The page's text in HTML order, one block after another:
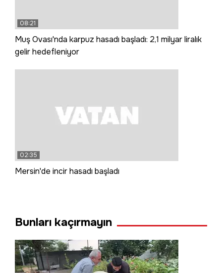
08:21
Muş Ovası'nda karpuz hasadı başladı: 2,1 milyar liralık
gelir hedefleniyor
02:35
Mersin'de incir hasadı başladı
Bunları kaçırmayın